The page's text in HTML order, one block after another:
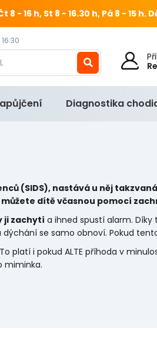
16 h, St 8 - 16.30 h, Pá 8 - 15 h.
Diagnostika
(SIDS), nastává u něj
dítě včasnou pomocí
ji zachytí a ihned spustí alarm.
se samo obnoví. Pokud
platí i pokud ALTE příhoda v
miminka.